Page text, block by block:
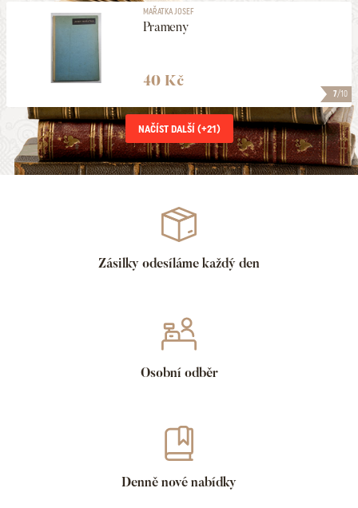
7/10
MAŘATKA JOSEF
Prameny
40 Kč
NAČÍST DALŠÍ (+21)
Zásilky odesíláme každý den
Osobní odběr
Denně nové nabídky